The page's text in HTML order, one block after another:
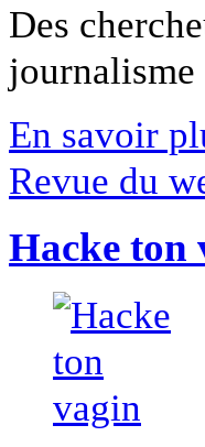
Des
En savoir
Revue du
Hacke ton